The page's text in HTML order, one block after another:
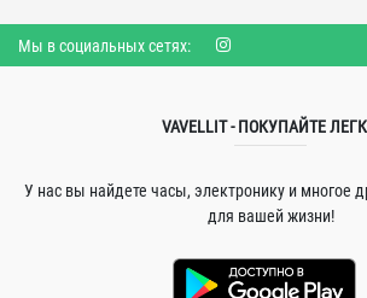
Мы в социальных сетях:
VAVELLIT - ПОКУПАЙТЕ
У нас вы найдете часы, электронику и многое
для вашей жизни!